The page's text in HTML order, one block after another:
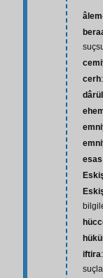
cerh
esas
iftira